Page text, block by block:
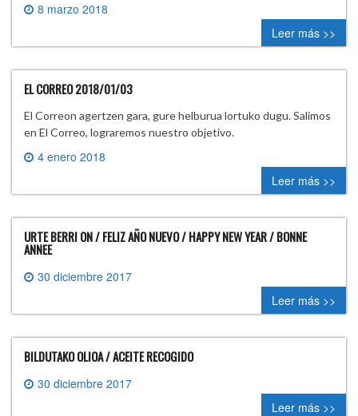
8 marzo 2018
0 comment
Leer más >>
EL CORREO 2018/01/03
El Correon agertzen gara, gure helburua lortuko dugu. Salimos
en El Correo, lograremos nuestro objetivo.
4 enero 2018
0 comment
Leer más >>
URTE BERRI ON / FELIZ AÑO NUEVO / HAPPY NEW YEAR / BONNE
ANNEE
30 diciembre 2017
0 comment
Leer más >>
BILDUTAKO OLIOA / ACEITE RECOGIDO
30 diciembre 2017
0 comment
Leer más >>